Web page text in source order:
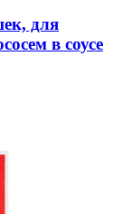
для
в соусе